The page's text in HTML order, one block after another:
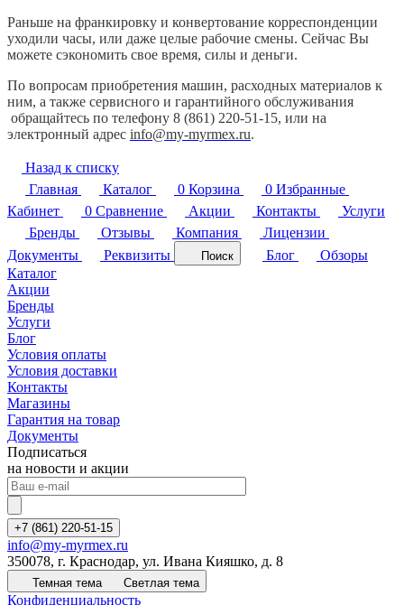
Раньше на франкировку и конвертование корреспонденции
уходили часы, или даже целые рабочие смены. Сейчас Вы
можете сэкономить свое время, силы и деньги.
По вопросам приобретения машин, расходных материалов к
ним, а также сервисного и гарантийного обслуживания
обращайтесь по телефону 8 (861) 220-51-15, или на
электронный адрес info@my-myrmex.ru.
Назад к списку
Главная
Каталог 0 Корзина 0 Избранные
Кабинет
0 Сравнение Акции Контакты
Услуги
Бренды
Отзывы Компания
Лицензии
Документы
Реквизиты Поиск Блог
Обзоры
Каталог
Акции
Бренды
Услуги
Блог
Условия оплаты
Условия доставки
Контакты
Магазины
Гарантия на товар
Документы
Подписаться
на новости и акции
+7 (861) 220-51-15
info@my-myrmex.ru
350078, г. Краснодар, ул. Ивана Кияшко, д. 8
Темная тема Светлая тема
Конфиденциальность